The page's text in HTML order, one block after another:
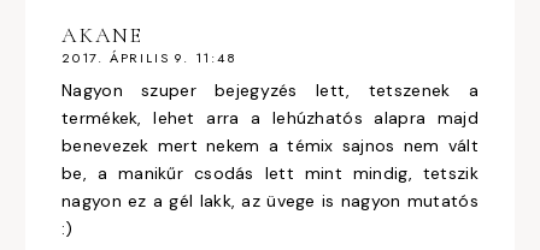
AKANE
2017. ÁPRILIS 9. 11:48
Nagyon szuper bejegyzés lett, tetszenek a
termékek, lehet arra a lehúzhatós alapra majd
benevezek mert nekem a témix sajnos nem vált
be, a manikűr csodás lett mint mindig, tetszik
nagyon ez a gél lakk, az üvege is nagyon mutatós
:)